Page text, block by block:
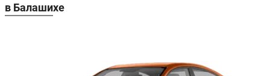
в Балашихе